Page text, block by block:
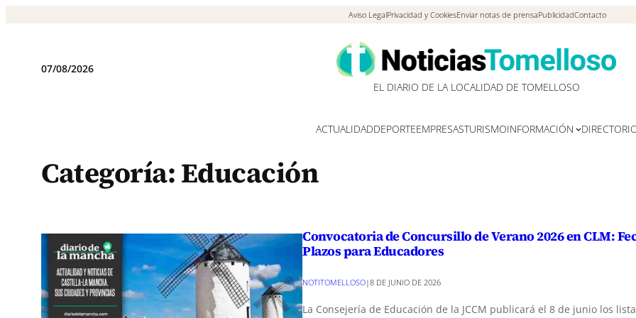
Aviso LegalPrivacidad y CookiesEnviar notas de prensaPublicidadContacto
07/08/2026
EL DIARIO DE LA LOCALIDAD DE TOMELLOSO
ACTUALIDADDEPORTEEMPRESASTURISMOINFORMACIÓN
Categoría:Educación
Convocatoria de Concursillo de Verano 2026 en CLM:
Plazos para Educadores
NOTITOMELLOSO|8 DE JUNIO DE 2026
La Consejería de Educación de la JCCM publicará el 8 de junio los